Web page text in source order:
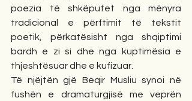
poezia të shkëputet nga mënyra
tradicional e përftimit të tekstit
poetik, përkatësisht nga shqiptimi
bardh e zi si dhe nga kuptimësia e
thjeshtësuar dhe e kufizuar.
Të njëjtën gjë Beqir Musliu synoi në
fushën e dramaturgjisë me veprën